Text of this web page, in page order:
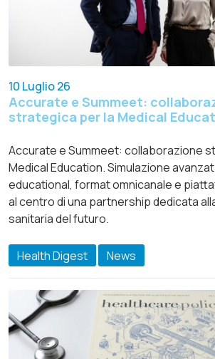
10 Luglio 26
Accurate e Summeet:
strategica per la Medical
Accurate e Summeet: collaborazione
Medical Education. Simulazione
educational, format omnicanale e
al centro di una partnership dedicata
sanitaria del futuro.
Health Digest News